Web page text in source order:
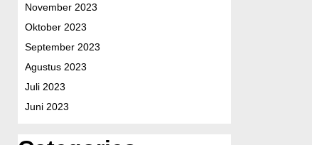
November 2023
Oktober 2023
September 2023
Agustus 2023
Juli 2023
Juni 2023